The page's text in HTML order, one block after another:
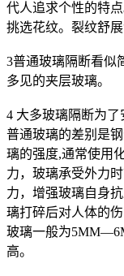
代人追求个性的特
挑选花纹。裂纹舒展
3普通玻璃隔断看似
多见的夹层玻璃。
4 大多玻璃隔断为
普通玻璃的差别是
璃的强度,通常使用
力，玻璃承受外力
力，增强玻璃自身
璃打碎后对人体的
玻璃一般为
高。